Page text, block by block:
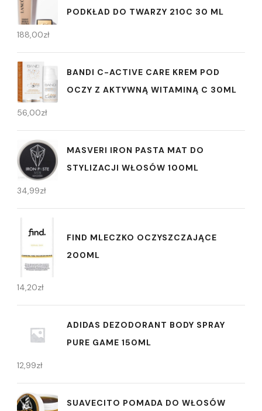
PODKŁAD DO TWARZY 210C 30 ML
188,00zł
BANDI C-ACTIVE CARE KREM POD
OCZY Z AKTYWNĄ WITAMINĄ C 30ML
56,00zł
MASVERI IRON PASTA MAT DO
STYLIZACJI WŁOSÓW 100ML
34,99zł
FIND MLECZKO OCZYSZCZAJĄCE
200ML
14,20zł
ADIDAS DEZODORANT BODY SPRAY
PURE GAME 150ML
12,99zł
SUAVECITO POMADA DO WŁOSÓW